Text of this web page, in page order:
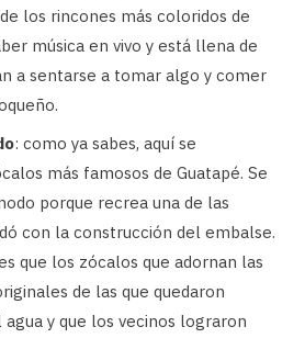
los rincones más coloridos de
música en vivo y está llena de
a sentarse a tomar algo y comer
: como ya sabes, aquí se
más famosos de Guatapé. Se
porque recrea una de las
con la construcción del embalse.
que los zócalos que adornan las
de las que quedaron
y que los vecinos lograron